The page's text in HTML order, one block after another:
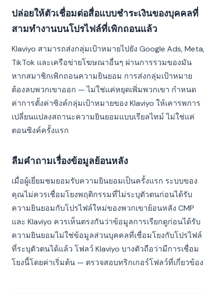
ปล่อยให้ตัวเชื่อมต่อสื่อแบบชำระเงินของบุคคลที่
สามทำงานบนโปรไฟล์ที่เพิกถอนแล้ว
Klaviyo สามารถส่งกลุ่มเป้าหมายไปยัง Google Ads, Meta,
TikTok และเครือข่ายโฆษณาอื่นๆ ผ่านการรวมของมัน
หากสมาชิกเพิกถอนความยินยอม การส่งกลุ่มเป้าหมาย
ต้องลบพวกเขาออก — ไม่ใช่แค่หยุดเพิ่มพวกเขา กำหนด
ค่าการตั้งค่าซิงค์กลุ่มเป้าหมายของ Klaviyo ให้เคารพการ
เปลี่ยนแปลงสถานะความยินยอมแบบเรียลไทม์ ไม่ใช่แค่
ตอนซิงค์ครั้งแรก
ลืมคำถามเรื่องข้อมูลย้อนหลัง
เมื่อผู้เยี่ยมชมยอมรับความยินยอมเป็นครั้งแรก ระบบของ
คุณไม่ควรเชื่อมโยงพฤติกรรมที่ไม่ระบุตัวตนก่อนได้รับ
ความยินยอมกับโปรไฟล์ใหม่ของพวกเขาย้อนหลัง CMP
และ Klaviyo ควรเห็นตรงกันว่าข้อมูลการเรียกดูก่อนได้รับ
ความยินยอมไม่ใช่ข้อมูลส่วนบุคคลที่เชื่อมโยงกับโปรไฟล์
ที่ระบุตัวตนได้แล้ว โฟลว์ Klaviyo บางตัวถือว่ามีการเชื่อม
โยงนี้โดยค่าเริ่มต้น — ตรวจสอบทริกเกอร์โฟลว์ที่เกี่ยวข้อง